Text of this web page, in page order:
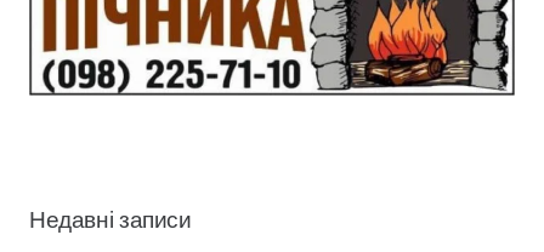
Недавні записи